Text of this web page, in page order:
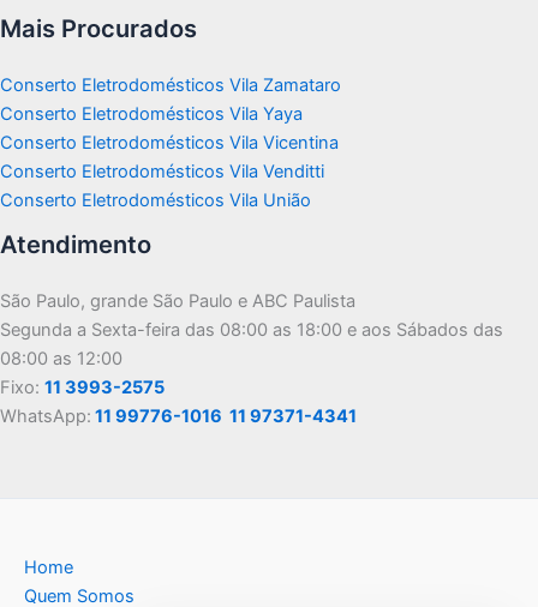
Mais Procurados
Conserto Eletrodomésticos Vila Zamataro
Conserto Eletrodomésticos Vila Yaya
Conserto Eletrodomésticos Vila Vicentina
Conserto Eletrodomésticos Vila Venditti
Conserto Eletrodomésticos Vila União
Atendimento
São Paulo, grande São Paulo e ABC Paulista
Segunda a Sexta-feira das 08:00 as 18:00 e aos Sábados das
08:00 as 12:00
Fixo: 11 3993-2575
WhatsApp: 11 99776-1016 11 97371-4341
Home
Quem Somos